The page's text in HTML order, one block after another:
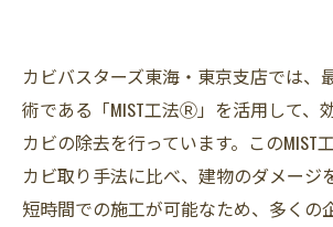
カビバスターズ東海・東京支店では、
術である「MIST工法Ⓡ」を活用して、
カビの除去を行っています。この
カビ取り手法に比べ、建物のダメージ
短時間での施工が可能なため、多くの